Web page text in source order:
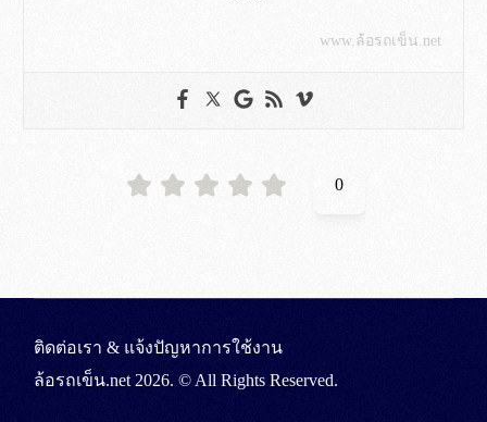
www.ล้อรถเข็น.net
0
ติดต่อเรา & แจ้งปัญหาการใช้งาน
ล้อรถเข็น.net 2026. © All Rights Reserved.